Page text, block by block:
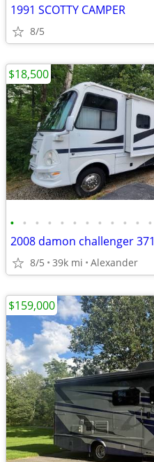
1991 SCOTTY CAMPER
8/5
• • • • • • • • • • • •
2008 damon challenger 371
8/5 39k mi Alexander
$18,500
$159,000